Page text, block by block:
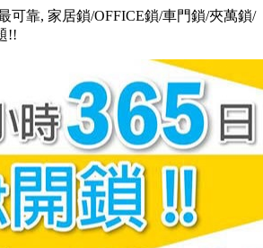
可靠, 家居鎖/OFFICE鎖/車門鎖/夾萬鎖/
!!